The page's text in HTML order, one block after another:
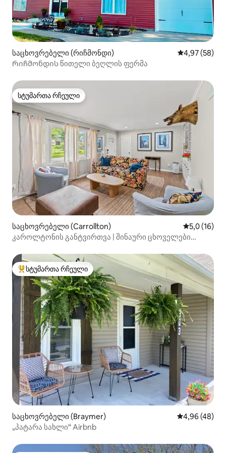
საცხოვრებელი (რიჩმონდი) საშუალო
4,97 (58)
Რიჩმონდის წითელი ბეღლის ფერმა
სტუმართა რჩეული
სტუმართა რჩეული
საცხოვრებელი (Carrollton) საშუალო
5,0 (16)
კაროლტონის განტვირთვა | შინაური ცხოველები
სტუმართა რჩეული მოწინავე ვარიანტი
სტუმართა რჩეული
საცხოვრებელი (Braymer) საშუალო
4,96 (48)
„პატარა სახლი“ Airbnb